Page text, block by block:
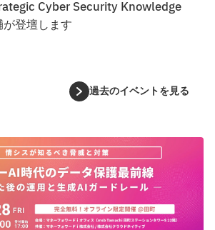
Cyber Security Knowledge
登壇します
過去のイベントを見る